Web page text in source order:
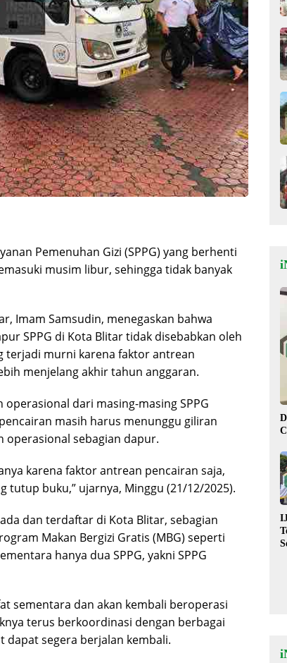
Pemenuhan Gizi (SPPG) yang berhenti
musim libur, sehingga tidak banyak
Imam Samsudin, menegaskan bahwa
SPPG di Kota Blitar tidak disebabkan oleh
terjadi murni karena faktor antrean
menjelang akhir tahun anggaran.
dari masing-masing SPPG
masih harus menunggu giliran
operasional sebagian dapur.
karena faktor antrean pencairan saja,
buku,” ujarnya, Minggu (21/12/2025).
dan terdaftar di Kota Blitar, sebagian
Makan Bergizi Gratis (MBG) seperti
hanya dua SPPG, yakni SPPG
sementara dan akan kembali beroperasi
terus berkoordinasi dengan berbagai
dapat segera berjalan kembali.